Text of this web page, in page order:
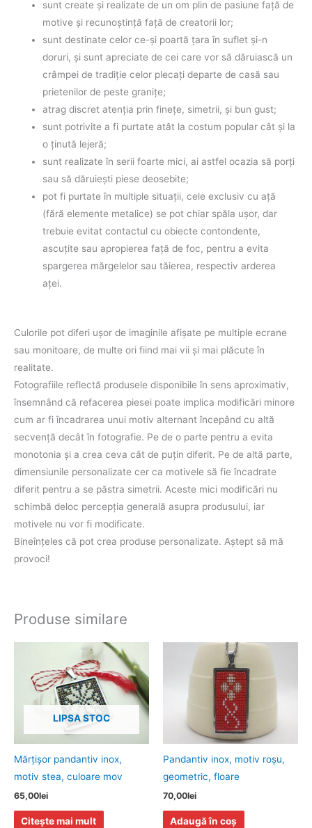
sunt create şi realizate de un om plin de pasiune faţă de
motive şi recunoştinţă faţă de creatorii lor;
sunt destinate celor ce-şi poartă ţara în suflet şi-n
doruri, şi sunt apreciate de cei care vor să dăruiască un
crâmpei de tradiţie celor plecaţi departe de casă sau
prietenilor de peste graniţe;
atrag discret atenţia prin fineţe, simetrii, şi bun gust;
sunt potrivite a fi purtate atât la costum popular cât şi la
o ţinută lejeră;
sunt realizate în serii foarte mici, ai astfel ocazia să porţi
sau să dăruieşti piese deosebite;
pot fi purtate în multiple situaţii, cele exclusiv cu aţă
(fără elemente metalice) se pot chiar spăla uşor, dar
trebuie evitat contactul cu obiecte contondente,
ascuţite sau apropierea faţă de foc, pentru a evita
spargerea mărgelelor sau tăierea, respectiv arderea
aţei.
Culorile pot diferi uşor de imaginile afişate pe multiple ecrane
sau monitoare, de multe ori fiind mai vii şi mai plăcute în
realitate.
Fotografiile reflectă produsele disponibile în sens aproximativ,
însemnând că refacerea piesei poate implica modificări minore
cum ar fi încadrarea unui motiv alternant începând cu altă
secvenţă decât în fotografie. Pe de o parte pentru a evita
monotonia şi a crea ceva cât de puţin diferit. Pe de altă parte,
dimensiunile personalizate cer ca motivele să fie încadrate
diferit pentru a se păstra simetrii. Aceste mici modificări nu
schimbă deloc percepţia generală asupra produsului, iar
motivele nu vor fi modificate.
Bineînţeles că pot crea produse personalizate. Aştept să mă
provoci!
Produse similare
LIPSA STOC
Mărţişor pandantiv inox,
motiv stea, culoare mov
65,00lei
Citește mai mult
Pandantiv inox, motiv roşu,
geometric, floare
70,00lei
Adaugă în coș